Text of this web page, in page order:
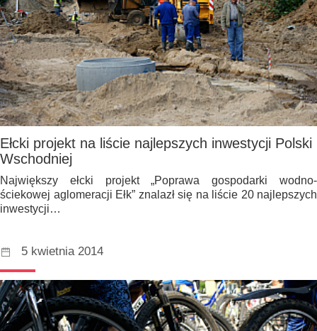
Ełcki projekt na liście najlepszych inwestycji Polski
Wschodniej
Największy ełcki projekt „Poprawa gospodarki wodno-
ściekowej aglomeracji Ełk” znalazł się na liście 20 najlepszych
inwestycji…
5 kwietnia 2014